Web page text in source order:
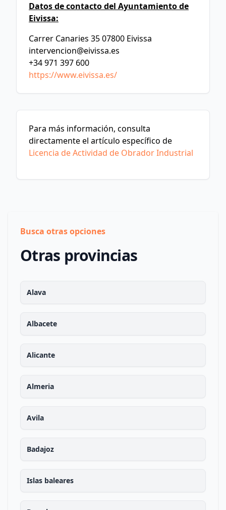
Datos de contacto del Ayuntamiento de
Eivissa:
Carrer Canaries 35 07800 Eivissa
intervencion@eivissa.es
+34 971 397 600
https://www.eivissa.es/
Para más información, consulta
directamente el artículo específico de
Licencia de Actividad de Obrador Industrial
Busca otras opciones
Otras provincias
Alava
Albacete
Alicante
Almeria
Avila
Badajoz
Islas baleares